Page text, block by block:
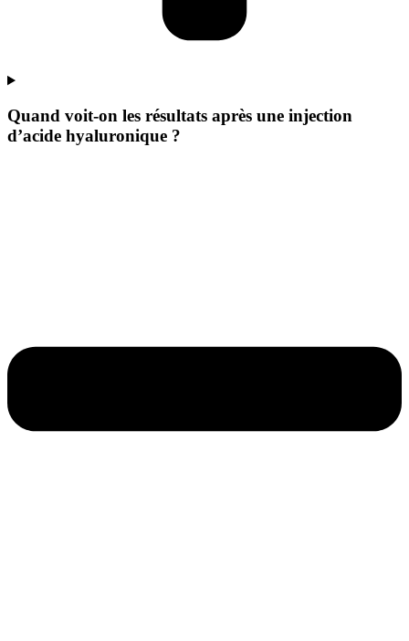
Quand voit-on les résultats après une injection
d’acide hyaluronique ?